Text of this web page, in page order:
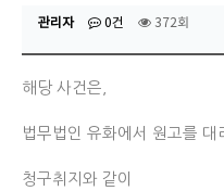
관리자 0건 372회
해당 사건은,
법무법인 유화에서 원고를 대
청구취지와 같이